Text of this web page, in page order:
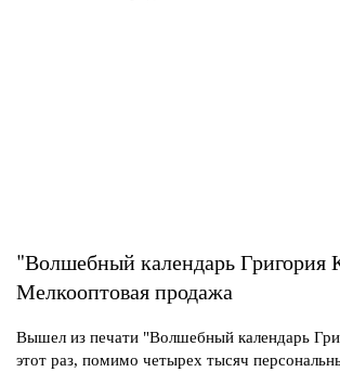
"Волшебный календарь Григория
Мелкооптовая продажа
Вышел из печати "Волшебный календарь
этот раз, помимо четырех тысяч